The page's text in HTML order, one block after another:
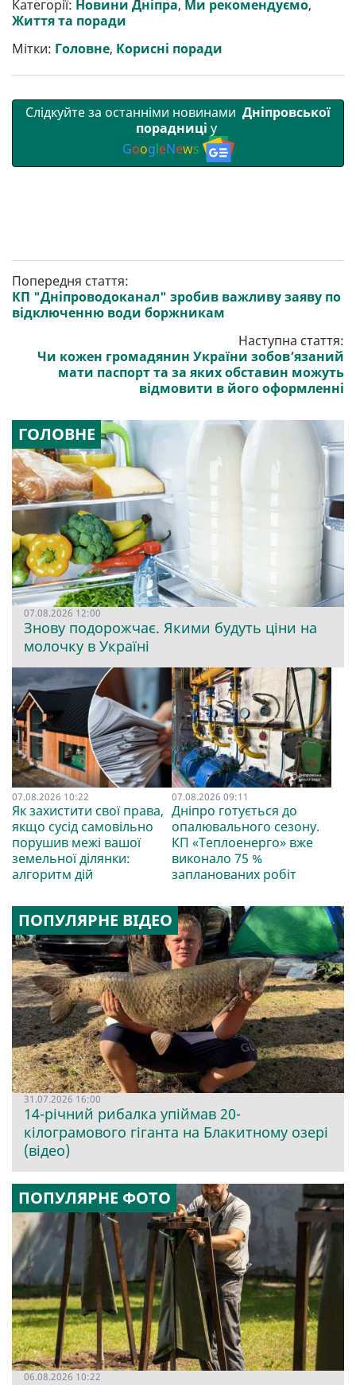
и
т
o
o
e
r
r A
Категорії: Новини Дніпра, Ми рекомендуємо,
Життя та поради
Мітки: Головне, Корисні поради
Слідкуйте за останніми новинами Дніпровської
порадниці у
GoogleNews
Попередня стаття:
КП "Дніпроводоканал" зробив важливу заяву по
відключенню води боржникам
Наступна стаття:
Чи кожен громадянин України зобов’язаний
мати паспорт та за яких обставин можуть
відмовити в його оформленні
ГОЛОВНЕ
07.08.2026 12:00
Знову подорожчає. Якими будуть ціни на
молочку в Україні
07.08.2026 10:22
Як захистити свої права,
якщо сусід самовільно
порушив межі вашої
земельної ділянки:
алгоритм дій
07.08.2026 09:11
Дніпро готується до
опалювального сезону.
КП «Теплоенерго» вже
виконало 75 %
запланованих робіт
ПОПУЛЯРНЕ ВІДЕО
31.07.2026 16:00
14-річний рибалка упіймав 20-
кілограмового гіганта на Блакитному озері
(відео)
ПОПУЛЯРНЕ ФОТО
06.08.2026 10:22